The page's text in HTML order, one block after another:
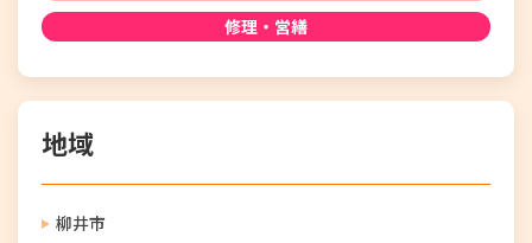
修理・営繕
地域
柳井市